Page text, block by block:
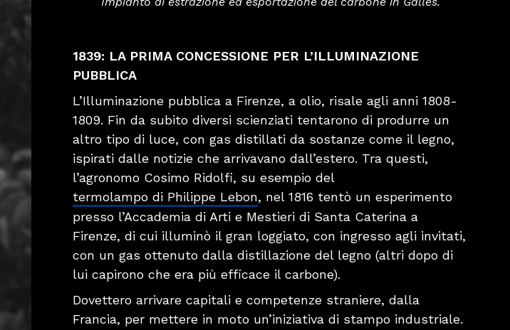
1839: LA PRIMA CONCESSIONE PER L’ILLUMINAZIONE
PUBBLICA
L’Illuminazione pubblica a Firenze, a olio, risale agli anni 1808-
1809. Fin da subito diversi scienziati tentarono di produrre un
altro tipo di luce, con gas distillati da sostanze come il legno,
ispirati dalle notizie che arrivavano dall’estero. Tra questi,
l’agronomo Cosimo Ridolfi, su esempio del
termolampo di Philippe Lebon, nel 1816 tentò un esperimento
presso l’Accademia di Arti e Mestieri di Santa Caterina a
Firenze, di cui illuminò il gran loggiato, con ingresso agli invitati,
con un gas ottenuto dalla distillazione del legno (altri dopo di
lui capirono che era più efficace il carbone).
Dovettero arrivare capitali e competenze straniere, dalla
Francia, per mettere in moto un’iniziativa di stampo industriale.